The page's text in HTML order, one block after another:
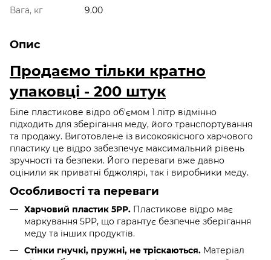
Вага, кг
9.00
Опис
Продаємо тільки кратно
упаковці - 200 штук
Біле пластикове відро об'ємом 1 літр відмінно
підходить для зберігання меду, його транспортування
та продажу. Виготовлене із високоякісного харчового
пластику це відро забезпечує максимальний рівень
зручності та безпеки. Його переваги вже давно
оцінили як приватні бджолярі, так і виробники меду.
Особливості та переваги
Харчовий пластик 5РР. Пластикове відро має
маркування 5РР, що гарантує безпечне зберігання
меду та інших продуктів.
Стінки гнучкі, пружні, не тріскаються. Матеріал